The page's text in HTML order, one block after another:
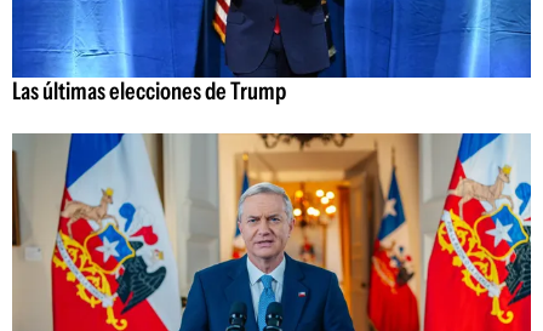
Las últimas elecciones de Trump